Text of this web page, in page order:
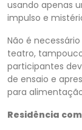
usando apenas
impulso e
Não é
teatro,
participantes
de ensaio e
para
Residência